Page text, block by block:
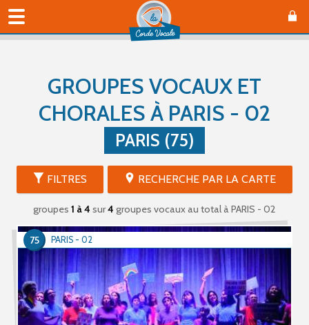
GROUPES VOCAUX ET
CHORALES À PARIS - 02
PARIS (75)
FILTRES RECHERCHE PAR LA CARTE
groupes 1 à 4 sur4 groupes vocaux au totalà PARIS - 02
PARIS - 02
75